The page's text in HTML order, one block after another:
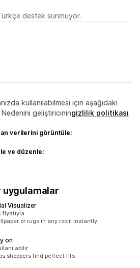
destek sunmuyor.
kullanılabilmesi için aşağıdaki
geliştiriciningizlilik politikası
verilerini görüntüle:
ve düzenle:
uygulamalar
Visualizer
fiyatıyla
or rugs in any room instantly.
on
shoppers find perfect fits